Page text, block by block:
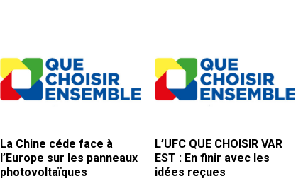
La Chine céde face à
l’Europe sur les panneaux
photovoltaïques
L’UFC QUE CHOISIR VAR
EST : En finir avec les
idées reçues